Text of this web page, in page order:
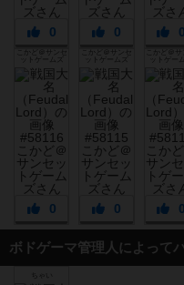
0 0 0
こかど＠サンセ
ットゲームズ
0
こかど＠サンセ
ットゲームズ
0
こかど＠サ
ットゲー
0
ボドゲーマ管理人によって